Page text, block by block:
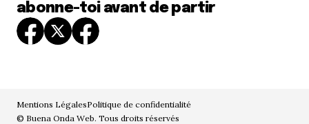
abonne-toi avant de partir
Mentions LégalesPolitique de confidentialité
© Buena Onda Web. Tous droits réservés